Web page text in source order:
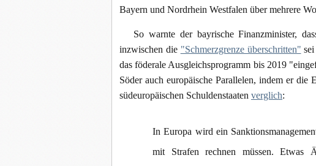
Bayern und Nordrhein Westfalen über mehrere
So warnte der bayrische Finanzminister,
inzwischen die "Schmerzgrenze überschritten"
das föderale Ausgleichsprogramm bis 2019
Söder auch europäische Parallelen, indem er die
südeuropäischen Schuldenstaaten verglich:
In Europa wird ein
mit Strafen rechnen müssen. Etwas